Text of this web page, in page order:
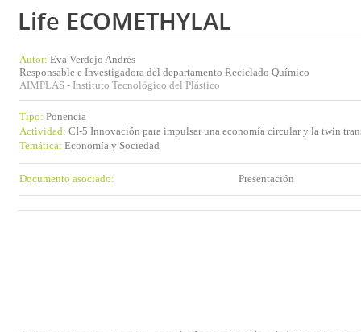
Life ECOMETHYLAL
Autor: Eva Verdejo Andrés
Responsable e Investigadora del departamento Reciclado Químico
AIMPLAS - Instituto Tecnológico del Plástico
Tipo: Ponencia
Actividad: CI-5 Innovación para impulsar una economía circular y la twin
Temática: Economía y Sociedad
Documento asociado: Presentación